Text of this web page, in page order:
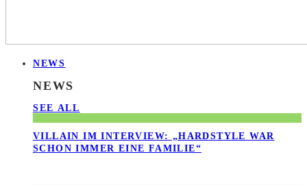
NEWS
NEWS
SEE ALL
VILLAIN IM INTERVIEW: „HARDSTYLE WAR
SCHON IMMER EINE FAMILIE“